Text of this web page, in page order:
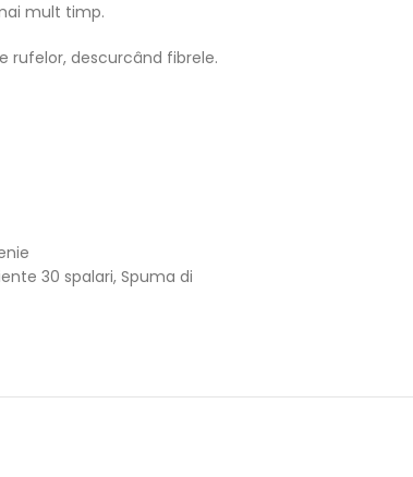
mult timp.
rufelor, descurcând fibrele.
30 spalari, Spuma di